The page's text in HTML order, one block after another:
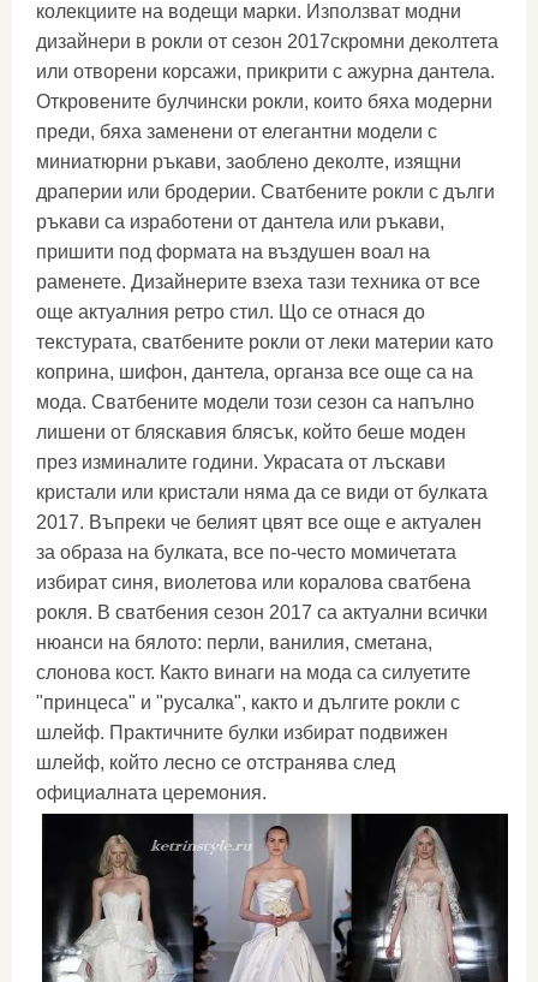
колекциите на водещи марки. Използват модни
дизайнери в рокли от сезон 2017скромни деколтета
или отворени корсажи, прикрити с ажурна дантела.
Откровените булчински рокли, които бяха модерни
преди, бяха заменени от елегантни модели с
миниатюрни ръкави, заоблено деколте, изящни
драперии или бродерии. Сватбените рокли с дълги
ръкави са изработени от дантела или ръкави,
пришити под формата на въздушен воал на
раменете. Дизайнерите взеха тази техника от все
още актуалния ретро стил. Що се отнася до
текстурата, сватбените рокли от леки материи като
коприна, шифон, дантела, органза все още са на
мода. Сватбените модели този сезон са напълно
лишени от бляскавия блясък, който беше моден
през изминалите години. Украсата от лъскави
кристали или кристали няма да се види от булката
2017. Въпреки че белият цвят все още е актуален
за образа на булката, все по-често момичетата
избират синя, виолетова или коралова сватбена
рокля. В сватбения сезон 2017 са актуални всички
нюанси на бялото: перли, ванилия, сметана,
слонова кост. Както винаги на мода са силуетите
"принцеса" и "русалка", както и дългите рокли с
шлейф. Практичните булки избират подвижен
шлейф, който лесно се отстранява след
официалната церемония.